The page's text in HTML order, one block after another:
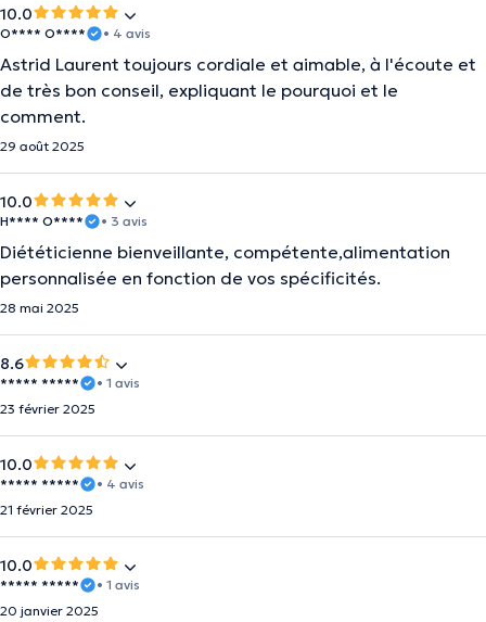
10.0
O**** O**** • 4 avis
Astrid Laurent toujours cordiale et aimable, à l'écoute et
de très bon conseil, expliquant le pourquoi et le
comment.
29 août 2025
10.0
H**** O**** • 3 avis
Diététicienne bienveillante, compétente,alimentation
personnalisée en fonction de vos spécificités.
28 mai 2025
8.6
***** *****
• 1 avis
23 février 2025
10.0
***** *****
• 4 avis
21 février 2025
10.0
***** *****
• 1 avis
20 janvier 2025